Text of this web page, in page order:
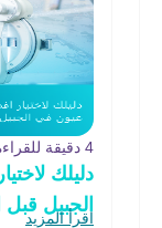
4 دقيقة للقراءة
دليلك
الجبيل قبل
اقرأ المزيد